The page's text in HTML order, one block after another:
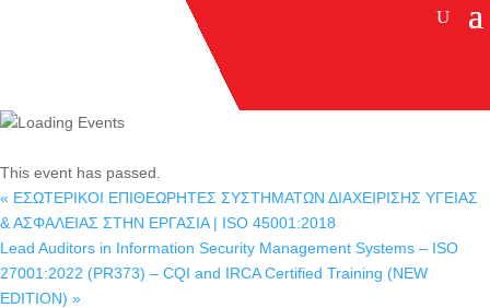
This event has passed.
« ΕΣΩΤΕΡΙΚΟΙ ΕΠΙΘΕΩΡΗΤΕΣ ΣΥΣΤΗΜΑΤΩΝ ΔΙΑΧΕΙΡΙΣΗΣ ΥΓΕΙΑΣ
& ΑΣΦΑΛΕΙΑΣ ΣΤΗΝ ΕΡΓΑΣΙΑ | ISO 45001:2018
Lead Auditors in Information Security Management Systems – ISO
27001:2022 (PR373) – CQI and IRCA Certified Training (NEW
EDITION) »